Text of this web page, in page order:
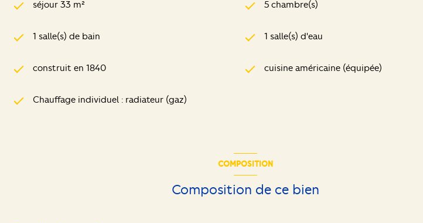
séjour 33 m² 5 chambre(s)
1 salle(s) de bain 1 salle(s) d'eau
construit en 1840 cuisine américaine (équipée)
Chauffage individuel : radiateur (gaz)
COMPOSITION
Composition de ce bien